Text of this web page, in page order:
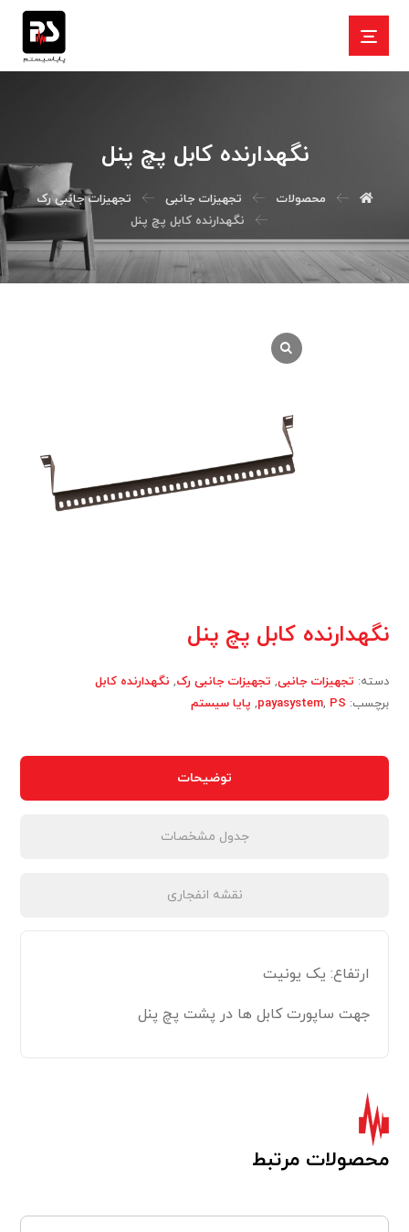
نگهدارنده کابل پچ پنل
محصولات تجهیزات جانبی
تجهیزات جانبی رک
نگهدارنده کابل پچ پنل
نگهدارنده کابل پچ پنل
دسته: تجهیزات جانبی, تجهیزات جانبی رک, نگهدارنده کابل
برچسب:
payasystem, PS
, پایا سیستم
توضیحات
جدول مشخصات
نقشه انفجاری
ارتفاع: یک یونیت
جهت ساپورت کابل ها در پشت پچ پنل
محصولات مرتبط